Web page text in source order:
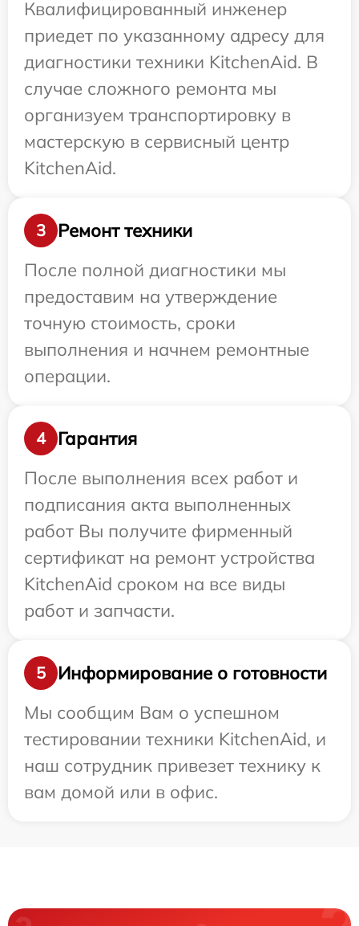
Квалифицированный инженер
приедет по указанному адресу для
диагностики техники KitchenAid. В
случае сложного ремонта мы
организуем транспортировку в
мастерскую в сервисный центр
KitchenAid.
3
Ремонт техники
После полной диагностики мы
предоставим на утверждение
точную стоимость, сроки
выполнения и начнем ремонтные
операции.
4
Гарантия
После выполнения всех работ и
подписания акта выполненных
работ Вы получите фирменный
сертификат на ремонт устройства
KitchenAid сроком на все виды
работ и запчасти.
5
Информирование о готовности
Мы сообщим Вам о успешном
тестировании техники KitchenAid, и
наш сотрудник привезет технику к
вам домой или в офис.